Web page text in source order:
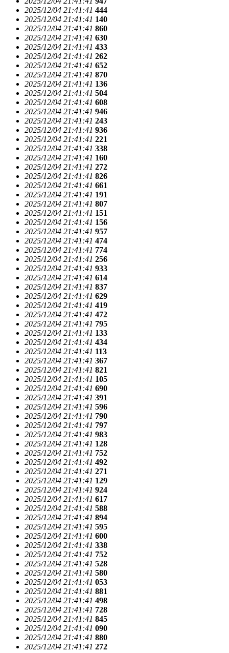
2025/12/04 21:41:41 444
2025/12/04 21:41:41 140
2025/12/04 21:41:41 860
2025/12/04 21:41:41 630
2025/12/04 21:41:41 433
2025/12/04 21:41:41 262
2025/12/04 21:41:41 652
2025/12/04 21:41:41 870
2025/12/04 21:41:41 136
2025/12/04 21:41:41 504
2025/12/04 21:41:41 608
2025/12/04 21:41:41 946
2025/12/04 21:41:41 243
2025/12/04 21:41:41 936
2025/12/04 21:41:41 221
2025/12/04 21:41:41 338
2025/12/04 21:41:41 160
2025/12/04 21:41:41 272
2025/12/04 21:41:41 826
2025/12/04 21:41:41 661
2025/12/04 21:41:41 191
2025/12/04 21:41:41 807
2025/12/04 21:41:41 151
2025/12/04 21:41:41 156
2025/12/04 21:41:41 957
2025/12/04 21:41:41 474
2025/12/04 21:41:41 774
2025/12/04 21:41:41 256
2025/12/04 21:41:41 933
2025/12/04 21:41:41 614
2025/12/04 21:41:41 837
2025/12/04 21:41:41 629
2025/12/04 21:41:41 419
2025/12/04 21:41:41 472
2025/12/04 21:41:41 795
2025/12/04 21:41:41 133
2025/12/04 21:41:41 434
2025/12/04 21:41:41 113
2025/12/04 21:41:41 367
2025/12/04 21:41:41 821
2025/12/04 21:41:41 105
2025/12/04 21:41:41 690
2025/12/04 21:41:41 391
2025/12/04 21:41:41 596
2025/12/04 21:41:41 790
2025/12/04 21:41:41 797
2025/12/04 21:41:41 983
2025/12/04 21:41:41 128
2025/12/04 21:41:41 752
2025/12/04 21:41:41 492
2025/12/04 21:41:41 271
2025/12/04 21:41:41 129
2025/12/04 21:41:41 924
2025/12/04 21:41:41 617
2025/12/04 21:41:41 588
2025/12/04 21:41:41 894
2025/12/04 21:41:41 595
2025/12/04 21:41:41 600
2025/12/04 21:41:41 338
2025/12/04 21:41:41 752
2025/12/04 21:41:41 528
2025/12/04 21:41:41 580
2025/12/04 21:41:41 053
2025/12/04 21:41:41 881
2025/12/04 21:41:41 498
2025/12/04 21:41:41 728
2025/12/04 21:41:41 845
2025/12/04 21:41:41 090
2025/12/04 21:41:41 880
2025/12/04 21:41:41 272